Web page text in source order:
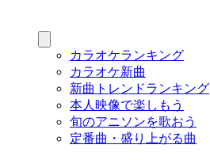
カラオケランキング
カラオケ新曲
新曲トレンドランキング
本人映像で楽しもう
旬のアニソンを歌おう
定番曲・盛り上がる曲